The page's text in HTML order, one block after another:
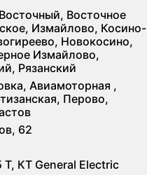
Восточное
Измайлово, Косино-
Новокосино,
Измайлово,
Рязанский
Авиамоторная ,
Перово,
62
КТ General Electric